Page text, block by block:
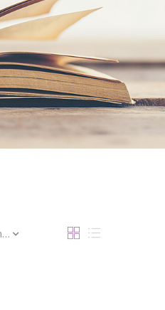
Orden predeterminado